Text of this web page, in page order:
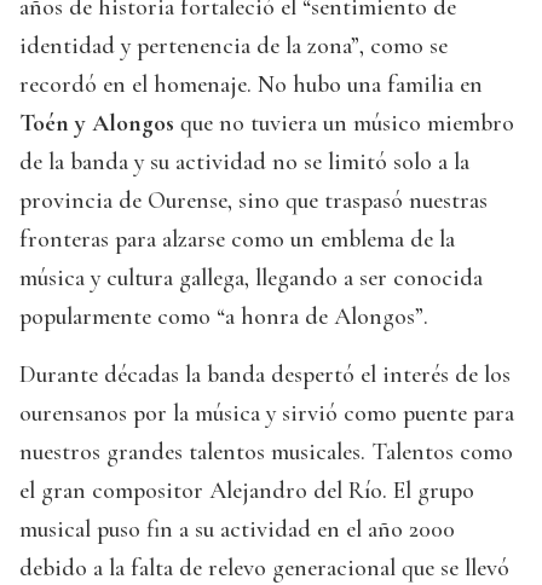
años de historia fortaleció el “sentimiento de
identidad y pertenencia de la zona”, como se
recordó en el homenaje. No hubo una familia en
Toén y Alongos que no tuviera un músico miembro
de la banda y su actividad no se limitó solo a la
provincia de Ourense, sino que traspasó nuestras
fronteras para alzarse como un emblema de la
música y cultura gallega, llegando a ser conocida
popularmente como “a honra de Alongos”.
Durante décadas la banda despertó el interés de los
ourensanos por la música y sirvió como puente para
nuestros grandes talentos musicales. Talentos como
el gran compositor Alejandro del Río. El grupo
musical puso fin a su actividad en el año 2000
debido a la falta de relevo generacional que se llevó